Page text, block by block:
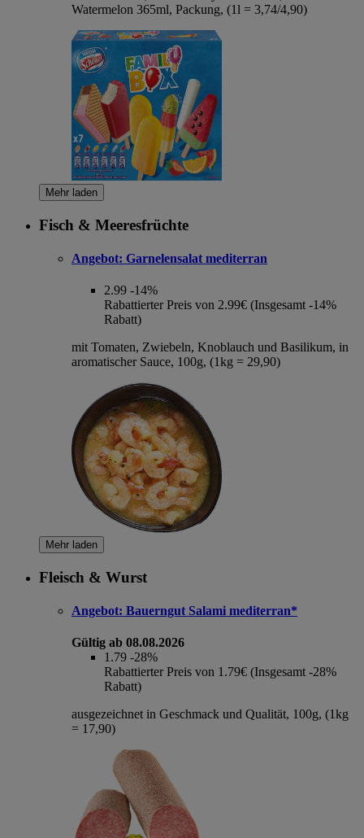
Watermelon 365ml, Packung, (1l = 3,74/4,90)
Mehr laden
Fisch & Meeresfrüchte
Angebot: Garnelensalat mediterran
2.99 -14%
Rabattierter Preis von 2.99€ (Insgesamt -14%
Rabatt)
mit Tomaten, Zwiebeln, Knoblauch und Basilikum, in
aromatischer Sauce, 100g, (1kg = 29,90)
Mehr laden
Fleisch & Wurst
Angebot: Bauerngut Salami mediterran*
Gültig ab 08.08.2026
1.79 -28%
Rabattierter Preis von 1.79€ (Insgesamt -28%
Rabatt)
ausgezeichnet in Geschmack und Qualität, 100g, (1kg
= 17,90)